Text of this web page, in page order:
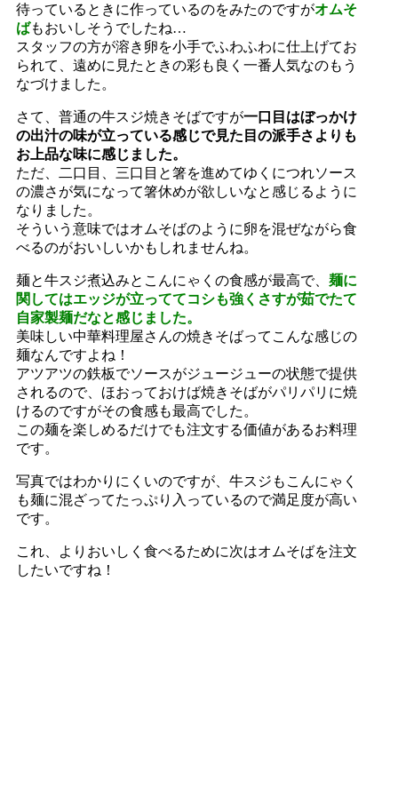
待っているときに作っているのをみたのですがオムそ
ばもおいしそうでしたね…
スタッフの方が溶き卵を小手でふわふわに仕上げてお
られて、遠めに見たときの彩も良く一番人気なのもう
なづけました。
さて、普通の牛スジ焼きそばですが一口目はぼっかけ
の出汁の味が立っている感じで見た目の派手さよりも
お上品な味に感じました。
ただ、二口目、三口目と箸を進めてゆくにつれソース
の濃さが気になって箸休めが欲しいなと感じるように
なりました。
そういう意味ではオムそばのように卵を混ぜながら食
べるのがおいしいかもしれませんね。
麺と牛スジ煮込みとこんにゃくの食感が最高で、 麺に
関してはエッジが立っててコシも強くさすが茹でたて
自家製麺だなと感じました。
美味しい中華料理屋さんの焼きそばってこんな感じの
麺なんですよね！
アツアツの鉄板でソースがジュージューの状態で提供
されるので、ほおっておけば焼きそばがパリパリに焼
けるのですがその食感も最高でした。
この麺を楽しめるだけでも注文する価値があるお料理
です。
写真ではわかりにくいのですが、牛スジもこんにゃく
も麺に混ざってたっぷり入っているので満足度が高い
です。
これ、よりおいしく食べるために次はオムそばを注文
したいですね！